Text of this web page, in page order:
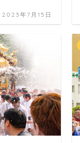
2023年7月15日